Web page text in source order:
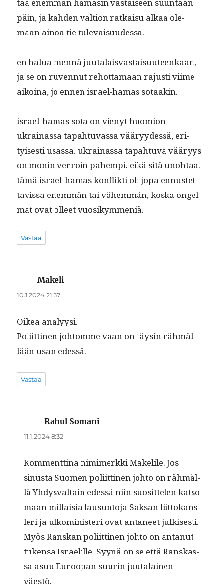
taa enem­män hamasin vas­taiseen suun­taan
päin, ja kah­den val­tion ratkaisu alkaa ole­
maan ain­oa tie tulevaisuudessa.
en halua men­nä juu­ta­lais­vas­taisu­u­teenkaan,
ja se on ruven­nut rehot­ta­maan rajusti viime
aikoina, jo ennen israel-hamas sotaakin.
israel-hamas sota on vienyt huomion
ukrainas­sa tapah­tu­vas­sa vääryy­dessä, eri­
tyis­es­ti usas­sa. ukrainas­sa tapah­tu­va vääryys
on monin ver­roin pahempi. eikä sitä uno­htaa.
tämä israel-hamas kon­flik­ti oli jopa ennustet­
tavis­sa enem­män tai vähem­män, kos­ka ongel­
mat ovat olleet vuosikymmeniä.
Vastaa
Makeli
10.1.2024 21:37
Oikea ana­lyysi.
Poli­it­ti­nen johtomme vaan on täysin räh­mäl­
lään usan edessä.
Vastaa
Rahul Somani
11.1.2024 8:32
Kom­ment­ti­na nim­imerk­ki Make­lile. Jos
sinus­ta Suomen poli­it­ti­nen johto on räh­mäl­
lä Yhdys­val­tain edessä niin suosit­te­len kat­so­
maan mil­laisia lausun­to­ja Sak­san liit­tokans­
leri ja ulko­min­is­teri ovat anta­neet julkises­ti.
Myös Ran­skan poli­it­ti­nen johto on antanut
tuken­sa Israelille. Syynä on se että Ran­skas­
sa asuu Euroopan suurin juu­ta­lainen
väestö.